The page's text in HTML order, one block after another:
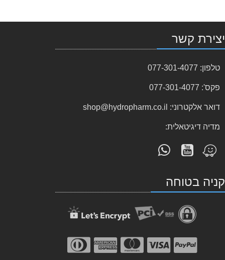
יצירת קשר
טלפון: 077-301-4077
פקס': 077-301-4077
דואר אלקטרוני: shop@hydropharm.co.il
מדיה דיגיטאלית:
מצא
אותנו
Waze
עקוב
אחרינו
YouTubeקניה בטוחה